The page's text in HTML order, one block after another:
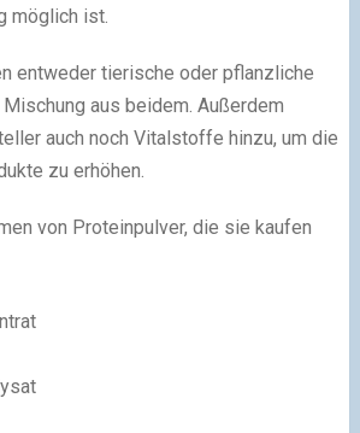
möglich ist.
entweder tierische oder pflanzliche
aus beidem. Außerdem
auch noch Vitalstoffe hinzu, um die
zu erhöhen.
von Proteinpulver, die sie kaufen